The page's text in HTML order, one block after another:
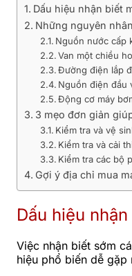
Dấu hiệu nhận biết
Những nguyên
Nguồn nước cấp
Van một chiều
Đường điện lắp
Nguồn điện đầu
Động cơ máy
3 mẹo đơn giản
Kiểm tra và vệ
Kiểm tra và cải
Kiểm tra các bộ
Gợi ý địa chỉ mua
Dấu hiệu
Việc nhận biết sớm
hiệu phổ biến dễ gặp